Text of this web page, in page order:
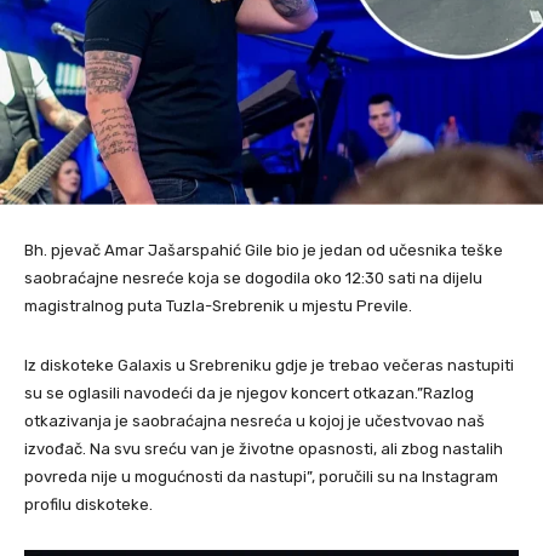
Bh. pjevač Amar Jašarspahić Gile bio je jedan od učesnika teške
saobraćajne nesreće koja se dogodila oko 12:30 sati na dijelu
magistralnog puta Tuzla-Srebrenik u mjestu Previle.
Iz diskoteke Galaxis u Srebreniku gdje je trebao večeras nastupiti
su se oglasili navodeći da je njegov koncert otkazan.”Razlog
otkazivanja je saobraćajna nesreća u kojoj je učestvovao naš
izvođač. Na svu sreću van je životne opasnosti, ali zbog nastalih
povreda nije u mogućnosti da nastupi”, poručili su na Instagram
profilu diskoteke.